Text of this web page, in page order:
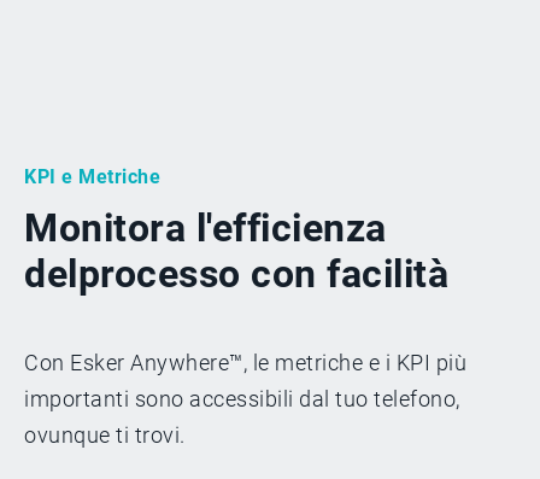
KPI e Metriche
Monitora l'efficienza
delprocesso con facilità
Con Esker Anywhere™, le metriche e i KPI più
importanti sono accessibili dal tuo telefono,
ovunque ti trovi.